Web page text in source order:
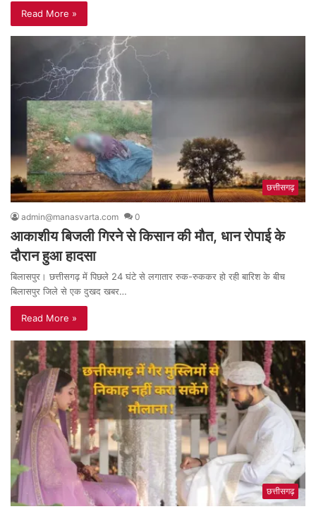
Read More »
छत्तीसगढ़
admin@manasvarta.com 0
आकाशीय बिजली गिरने से किसान की मौत, धान रोपाई के
दौरान हुआ हादसा
बिलासपुर। छत्तीसगढ़ में पिछले 24 घंटे से लगातार रुक-रुककर हो रही बारिश के बीच
बिलासपुर जिले से एक दुखद खबर…
Read More »
छत्तीसगढ़